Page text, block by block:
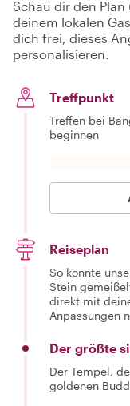
Schau dir den
deinem lokalen
dich frei, dieses
personalisieren.
Treffpunkt
Treffen bei
beginnen
Reiseplan
So könnte
Stein
direkt mit
Anpassungen
Der größte
Der Tempel,
goldenen